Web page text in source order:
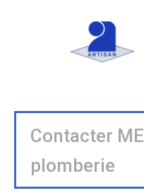
Contacter
plomberie